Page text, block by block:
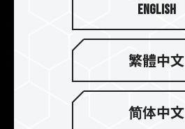
English
繁體中文
简体中文